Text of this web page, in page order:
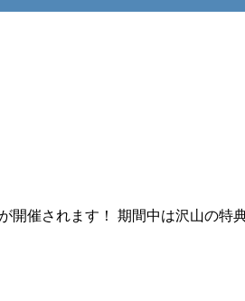
催されます！ 期間中は沢山の特